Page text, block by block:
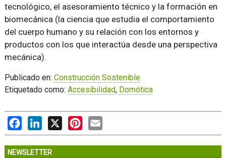
tecnológico, el asesoramiento técnico y la formación en
biomecánica (la ciencia que estudia el comportamiento
del cuerpo humano y su relación con los entornos y
productos con los que interactúa desde una perspectiva
mecánica).
Publicado en: Construcción Sostenible
Etiquetado como: Accesibilidad, Domótica
FacebookLinkedIn
X PinterestEmail
NEWSLETTER